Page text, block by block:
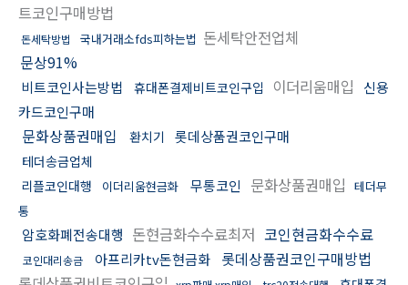
트코인구매방법
돈세탁방법 국내거래소fds피하는법 돈세탁안전업체
문상91%
비트코인사는방법 휴대폰결제비트코인구입 이더리움매입
신용
카드코인구매
문화상품권매입 환치기 롯데상품권코인구매
테더송금업체
리플코인대행
이더리움현금화 무통코인 문화상품권매입 테더무
통
암호화폐전송대행 돈현금화수수료최저 코인현금화수수료
코인대리송금 아프리카tv돈현금화
롯데상품권코인구매방법